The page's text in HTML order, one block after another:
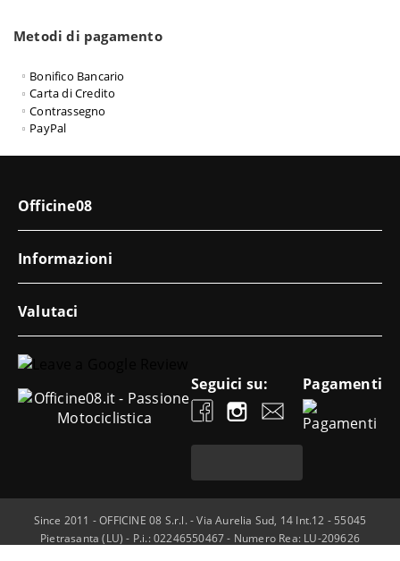
Metodi di pagamento
Bonifico Bancario
Carta di Credito
Contrassegno
PayPal
Officine08
Informazioni
Valutaci
Seguici su: Pagamenti
Since 2011 - OFFICINE 08 S.r.l. - Via Aurelia Sud, 14 Int.12 - 55045
Pietrasanta (LU) - P.i.: 02246550467 - Numero Rea: LU-209626